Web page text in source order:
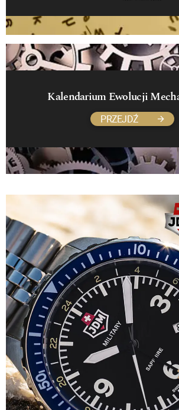
Kalendarium Ewolucji
PRZEJDŹ